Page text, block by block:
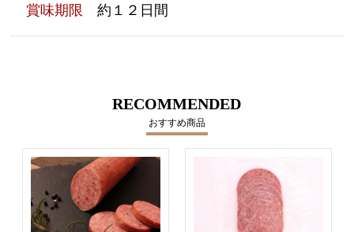
賞味期限約１２ 日間
RECOMMENDED
おすすめ商品